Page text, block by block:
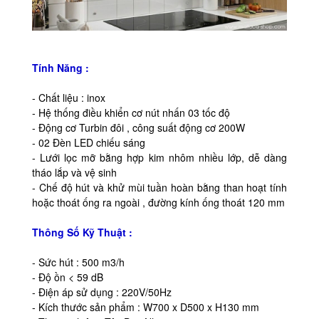
Tính Năng :
- Chất liệu : inox
- Hệ thống điều khiển cơ nút nhấn 03 tốc độ
- Động cơ Turbin đôi , công suất động cơ 200W
- 02 Đèn LED chiếu sáng
- Lưới lọc mỡ bằng hợp kim nhôm nhiều lớp, dễ dàng
tháo lắp và vệ sinh
- Chế độ hút và khử mùi tuần hoàn bằng than hoạt tính
hoặc thoát ống ra ngoài , đường kính ống thoát 120 mm
Thông Số Kỹ Thuật :
- Sức hút : 500 m3/h
- Độ ồn < 59 dB
- Điện áp sử dụng : 220V/50Hz
- Kích thước sản phẩm : W700 x D500 x H130 mm